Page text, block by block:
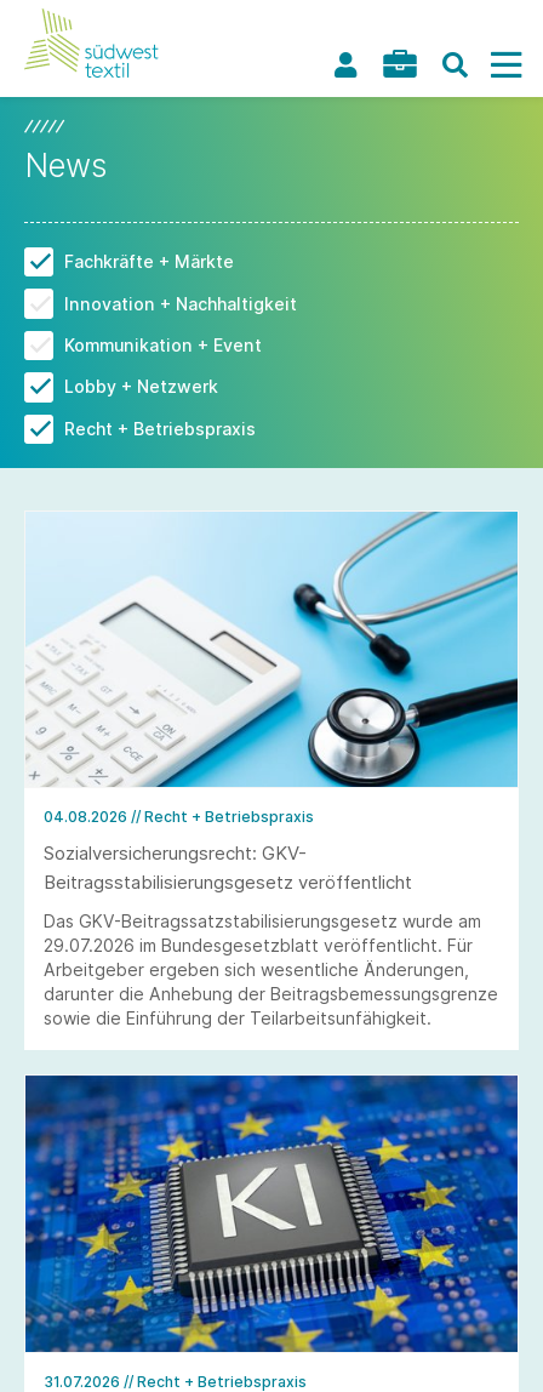
News
Fachkräfte + Märkte
Innovation + Nachhaltigkeit
Kommunikation + Event
Lobby + Netzwerk
Recht + Betriebspraxis
04.08.2026 // Recht + Betriebspraxis
Sozialversicherungsrecht: GKV-
Beitragsstabilisierungsgesetz veröffentlicht
Das GKV-Beitragssatzstabilisierungsgesetz wurde am
29.07.2026 im Bundesgesetzblatt veröffentlicht. Für
Arbeitgeber ergeben sich wesentliche Änderungen,
darunter die Anhebung der Beitragsbemessungsgrenze
sowie die Einführung der Teilarbeitsunfähigkeit.
31.07.2026 // Recht + Betriebspraxis